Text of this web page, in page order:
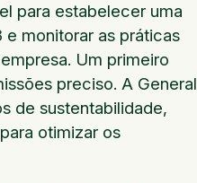
para estabelecer uma
monitorar as práticas
Um primeiro
preciso. A General
de sustentabilidade,
otimizar os